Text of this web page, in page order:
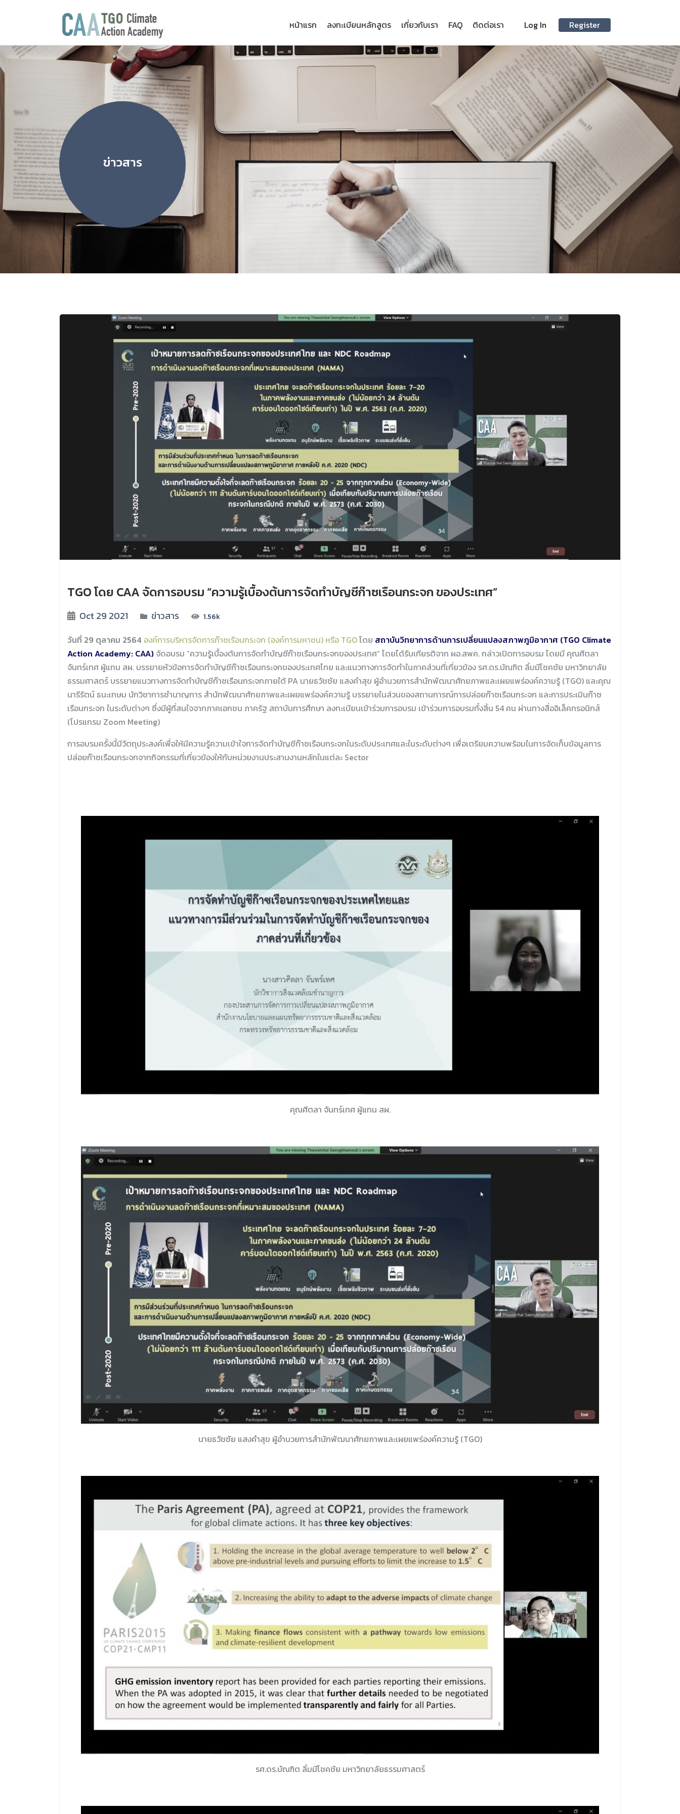
หน้าแรก ลงทะเบียนหลักสูตร เกี่ยวกับเรา FAQ ติดต่อเรา Log In Register
ข่าวสาร
TGO โดย CAA จัดการอบรม “ความรู้เบื้องต้นการจัดทำบัญชีก๊าซเรือนกระจก ของประเทศ”
Oct 29 2021 ข่าวสาร 1.56k
วันที่ 29 ตุลาคม 2564 องค์การบริหารจัดการก๊าซเรือนกระจก (องค์การมหาชน) หรือ TGOโดย สถาบันวิทยาการด้านการเปลี่ยนแปลงสภาพภูมิอากาศ (TGO Climate
Action Academy: CAA) จัดอบรม “ความรู้เบื้องต้นการจัดทำบัญชีก๊าซเรือนกระจกของประเทศ” โดยได้รับเกียรติจาก ผอ.สพค. กล่าวเปิดการอบรม โดยมี คุณศีตลา
จันทร์เทศ ผู้แทน สผ. บรรยายหัวข้อการจัดทำบัญชีก๊าซเรือนกระจกของประเทศไทย และแนวทางการจัดทำในภาคส่วนที่เกี่ยวข้อง รศ.ดร.บัณฑิต ลิ้มมีโชคชัย มหาวิทยาลัย
ธรรมศาสตร์ บรรยายแนวทางการจัดทำบัญชีก๊าซเรือนกระจกภายใต้ PA นายธวัชชัย แสงคำสุข ผู้อำนวยการสำนักพัฒนาศักยภาพและเผยแพร่องค์ความรู้ (TGO) และคุณ
นารีรัตน์ ธนะเกษม นักวิชาการชำนาญการ สำนักพัฒนาศักยภาพและเผยแพร่องค์ความรู้ บรรยายในส่วนของสถานการณ์การปล่อยก๊าซเรือนกระจก และการประเมินก๊าซ
เรือนกระจก ในระดับต่างๆ ซึ่งมีผู้ที่สนใจจากภาคเอกชน ภาครัฐ สถาบันการศึกษา ลงทะเบียนเข้าร่วมการอบรม เข้าร่วมการอบรมทั้งสิ้น 54 คน ผ่านทางสื่ออิเล็คทรอนิกส์
(โปรแกรม Zoom Meeting)
การอบรมครั้งนี้มีวัตถุประสงค์เพื่อให้มีความรู้ความเข้าใจการจัดทำบัญชีก๊าซเรือนกระจกในระดับประเทศและในระดับต่างๆ เพื่อเตรียมความพร้อมในการจัดเก็บข้อมูลการ
ปล่อยก๊าซเรือนกระจกจากกิจกรรมที่เกี่ยวข้องให้กับหน่วยงานประสานงานหลักในแต่ละ Sector
คุณศีตลา จันทร์เทศ ผู้แทน สผ.
นายธวัชชัย แสงคำสุข ผู้อำนวยการสำนักพัฒนาศักยภาพและเผยแพร่องค์ความรู้ (TGO)
รศ.ดร.บัณฑิต ลิ้มมีโชคชัย มหาวิทยาลัยธรรมศาสตร์